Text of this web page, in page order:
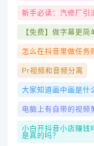
新手必读：汽修厂引
【免费】做字幕更
怎么在抖音里做任务
Pr视频和音频分离
大家知道画中画是什
电脑上有自带的视频
小白开抖音小店赚钱
是真的吗？